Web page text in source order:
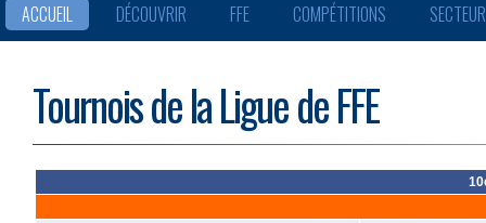
ACCUEIL DÉCOUVRIR FFE COMPÉTITIONS
Tournois de la Ligue de FFE